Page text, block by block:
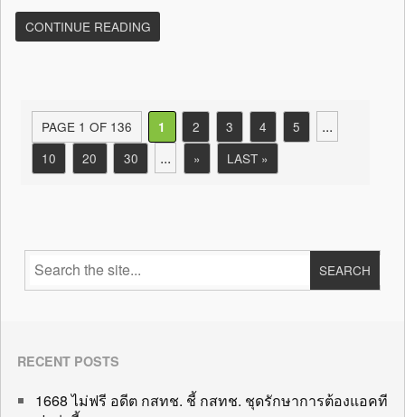
CONTINUE READING
PAGE 1 OF 136 1 2 3 4 5 ...
10 20 30 ... » LAST »
RECENT POSTS
1668 ไม่ฟรี อดีต กสทช. ชี้ กสทช. ชุดรักษาการต้องแอคที